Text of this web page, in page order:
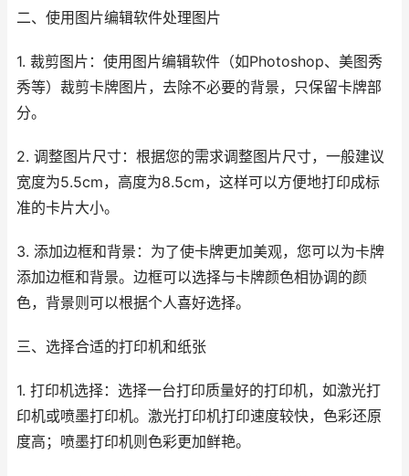
二、使用图片编辑软件处理图片
1. 裁剪图片：使用图片编辑软件（如Photoshop、美图秀
秀等）裁剪卡牌图片，去除不必要的背景，只保留卡牌部
分。
2. 调整图片尺寸：根据您的需求调整图片尺寸，一般建议
宽度为5.5cm，高度为8.5cm，这样可以方便地打印成标
准的卡片大小。
3. 添加边框和背景：为了使卡牌更加美观，您可以为卡牌
添加边框和背景。边框可以选择与卡牌颜色相协调的颜
色，背景则可以根据个人喜好选择。
三、选择合适的打印机和纸张
1. 打印机选择：选择一台打印质量好的打印机，如激光打
印机或喷墨打印机。激光打印机打印速度较快，色彩还原
度高；喷墨打印机则色彩更加鲜艳。